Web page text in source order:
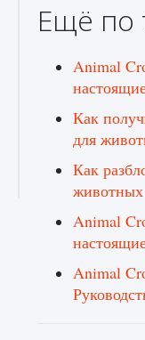
Ещё по
Animal
Как
для
Как
животных
Animal
Animal